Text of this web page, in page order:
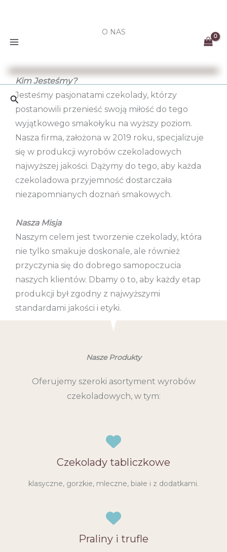
Szukaj
O NAS
Kim Jesteśmy?
Jesteśmy pasjonatami czekolady, którzy
postanowili przenieść swoją miłość do tego
wyjątkowego smakołyku na wyższy poziom.
Nasza firma, założona w 2019 roku, specjalizuje
się w produkcji wyrobów czekoladowych
najwyższej jakości. Dążymy do tego, aby każda
czekoladowa przyjemność dostarczała
niezapomnianych doznań smakowych.
Nasza Misja
Naszym celem jest tworzenie czekolady, która
nie tylko smakuje doskonale, ale również
przyczynia się do dobrego samopoczucia
naszych klientów. Dbamy o to, aby każdy etap
produkcji był zgodny z najwyższymi
standardami jakości i etyki.
Nasze Produkty
Oferujemy szeroki asortyment wyrobów
czekoladowych, w tym:
Czekolady tabliczkowe
klasyczne, gorzkie, mleczne, białe i z dodatkami.
Praliny i trufle